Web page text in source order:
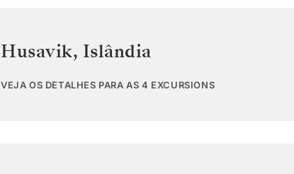
Husavik, Islândia
VEJA OS DETALHES PARA AS 4 EXCURSIONS